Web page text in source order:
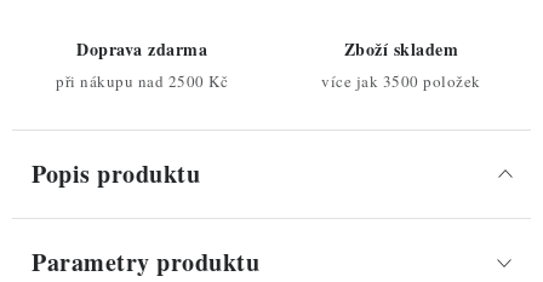
Doprava zdarma
při nákupu nad 2500 Kč
Zboží skladem
více jak 3500 položek
Popis produktu
Parametry produktu